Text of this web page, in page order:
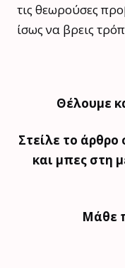
τις θεωρούσες
ίσως να βρεις
Θέλουμε
Στείλε το
και μπες στη
Μάθε